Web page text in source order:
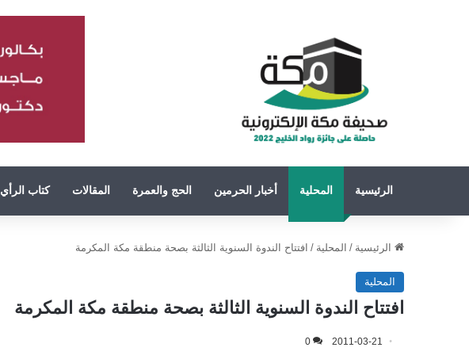
الرئيسية المحلية أخبار الحرمين الحج والعمرة المقالات كتاب الرأي
الرئيسية / المحلية / افتتاح الندوة السنوية الثالثة بصحة منطقة مكة المكرمة
المحلية
افتتاح الندوة السنوية الثالثة بصحة منطقة مكة المكرمة
2011-03-21
0